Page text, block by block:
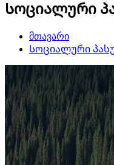
Სოციალური
მთავარი
Სოციალური